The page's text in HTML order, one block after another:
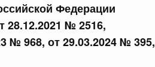
Федерации
28.12.2021 № 2516,
№ 968, от 29.03.2024 № 395,